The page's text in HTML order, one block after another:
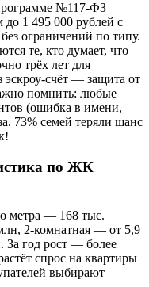
№117-ФЗ
до 1 495 000 рублей с
ограничений по типу.
те, кто думает, что
трёх лет для
эскроу-счёт — защита от
помнить: любые
(ошибка в имени,
73% семей теряли шанс
по ЖК
метра — 168 тыс.
2-комнатная — от 5,9
год рост — более
спрос на квартиры
выбирают